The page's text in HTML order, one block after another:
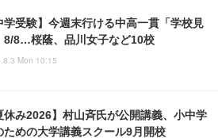
学受験】今週末行ける中高一貫「学校見
8/8…桜蔭、品川女子など10校
Mon 10:15
休み2026】村山斉氏が公開講義、小中学
ための大学講義スクール9月開校